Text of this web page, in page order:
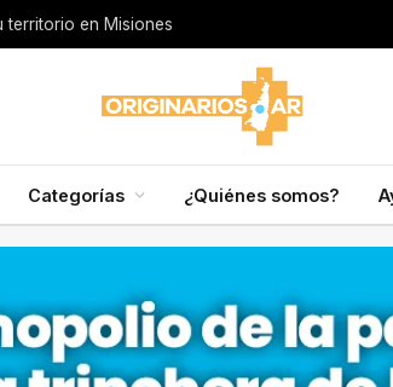
territorio en Misiones
Categorías ¿Quiénes somos?